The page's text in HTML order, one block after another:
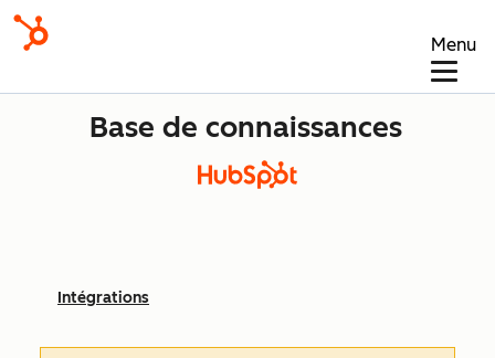
Menu
Base de connaissances
Intégrations